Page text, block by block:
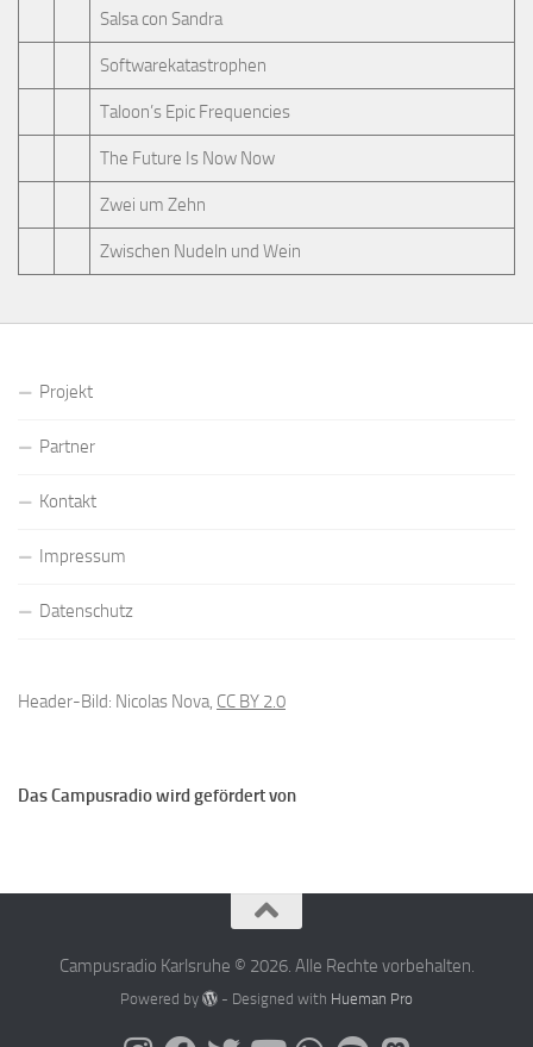
Salsa con Sandra
Softwarekatastrophen
Taloon’s Epic Frequencies
The Future Is Now Now
Zwei um Zehn
Zwischen Nudeln und Wein
Projekt
Partner
Kontakt
Impressum
Datenschutz
Header-Bild: Nicolas Nova, CC BY 2.0
Das Campusradio wird gefördert von
Campusradio Karlsruhe © 2026. Alle Rechte vorbehalten.
Powered by - Designed with Hueman Pro